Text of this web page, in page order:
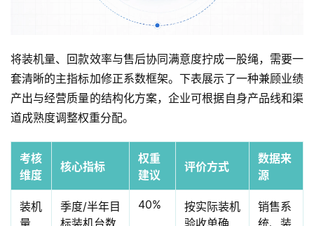
将装机量、回款效率与售后协同满意度拧成一股绳，需要一
套清晰的主指标加修正系数框架。下表展示了一种兼顾业绩
产出与经营质量的结构化方案，企业可根据自身产品线和渠
道成熟度调整权重分配。
考核
维度
核心指标
权重
建议
评价方式
数据来
源
装机
季度/半年目
40%
按实际装机
销售系